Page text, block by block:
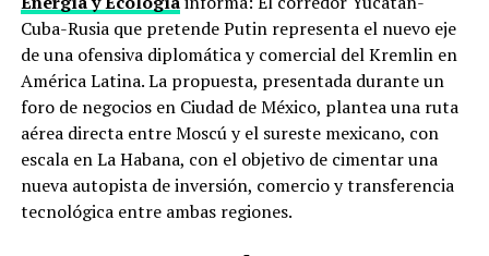
ciberseguridad, antes de que esa carrera se salga de
control sin reglas ni frenos.
Taiwán e Irán
Dos puntos donde ceder duele. China exige que Estados
Unidos recorte su apoyo político y militar a la
Isla de
Taiwán , que Pekín considera parte de su territorio.
Washington usa ese apoyo como palanca. En paralelo,
Cuba-Rusia que pretende Putin representa el nuevo eje
de una ofensiva diplomática y comercial del Kremlin en
América Latina. La propuesta, presentada durante un
foro de negocios en Ciudad de México, plantea una ruta
aérea directa entre Moscú y el sureste mexicano, con
escala en La Habana, con el objetivo de cimentar una
nueva autopista de inversión, comercio y transferencia
tecnológica entre ambas regiones.